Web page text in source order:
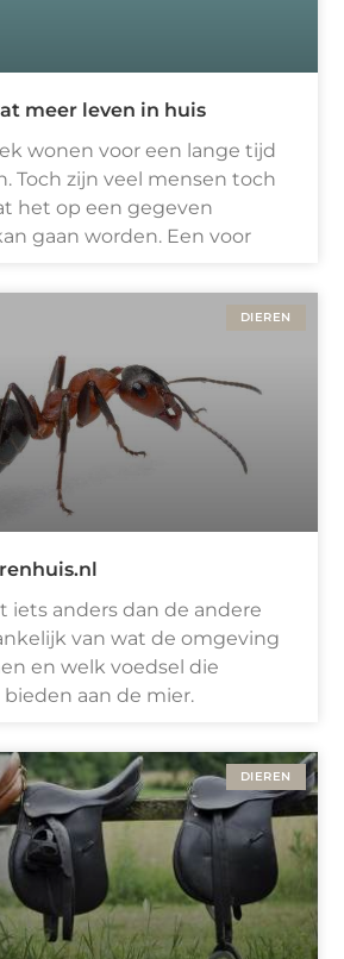
meer leven in huis
wonen voor een lange tijd
Toch zijn veel mensen toch
het op een gegeven
gaan worden. Een voor
DIEREN
iets anders dan de andere
van wat de omgeving
en welk voedsel die
aan de mier.
DIEREN